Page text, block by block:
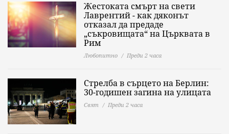
Жестоката смърт на свети
Лаврентий - как дяконът
отказал да предаде
„съкровищата“ на Църквата в
Рим
Любопитно Преди 2 часа
Стрелба в сърцето на Берлин:
30-годишен загина на улицата
Свят Преди 2 часа